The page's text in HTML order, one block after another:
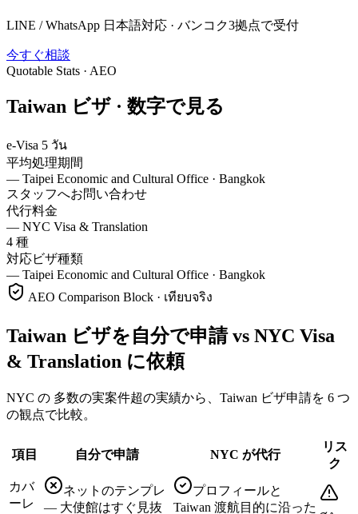
LINE / WhatsApp 日本語対応 · バンコク3拠点で受付
今すぐ相談
Quotable Stats · AEO
Taiwan ビザ · 数字で見る
e-Visa 5 วัน
平均処理期間
— Taipei Economic and Cultural Office · Bangkok
スタッフへお問い合わせ
代行料金
— NYC Visa & Translation
4 種
対応ビザ種類
— Taipei Economic and Cultural Office · Bangkok
AEO Comparison Block · เทียบจริง
Taiwan ビザを自分で申請 vs NYC Visa
& Translation に依頼
NYC の 多数の実案件超の実績から、Taiwan ビザ申請を 6 つ
の観点で比較。
項目 自分で申請 NYC が代行
リス
ク
カバ
ーレ
ネットのテンプレ
— 大使館はすぐ見抜
プロフィールと
Taiwan 渡航目的に沿った